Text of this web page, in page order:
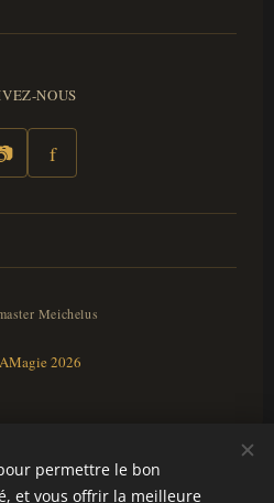
NOUS
f
Meichelus
2026
permettre le bon
et vous offrir la meilleure